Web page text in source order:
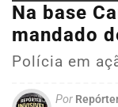
Na base
mandado
Polícia em
Por